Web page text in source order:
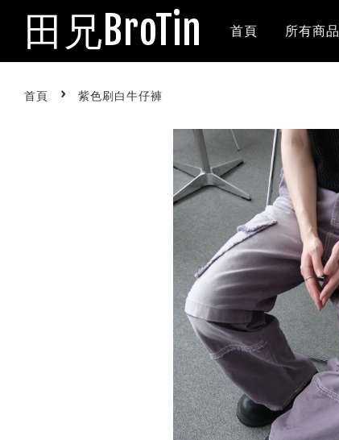
田兄BroTin 首頁 所有商品
首頁 › 紫色刷白牛仔褲